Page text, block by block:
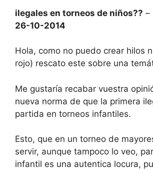
ilegales en torneos de niños?? –
26-10-2014
Hola, como no puedo crear hilos
rojo) rescato este sobre una
Me gustaría recabar vuestra
nueva norma de que la primera
partida en torneos infantiles.
Esto, que en un torneo de
servir, aunque tampoco lo veo,
infantil es una autentica locura,